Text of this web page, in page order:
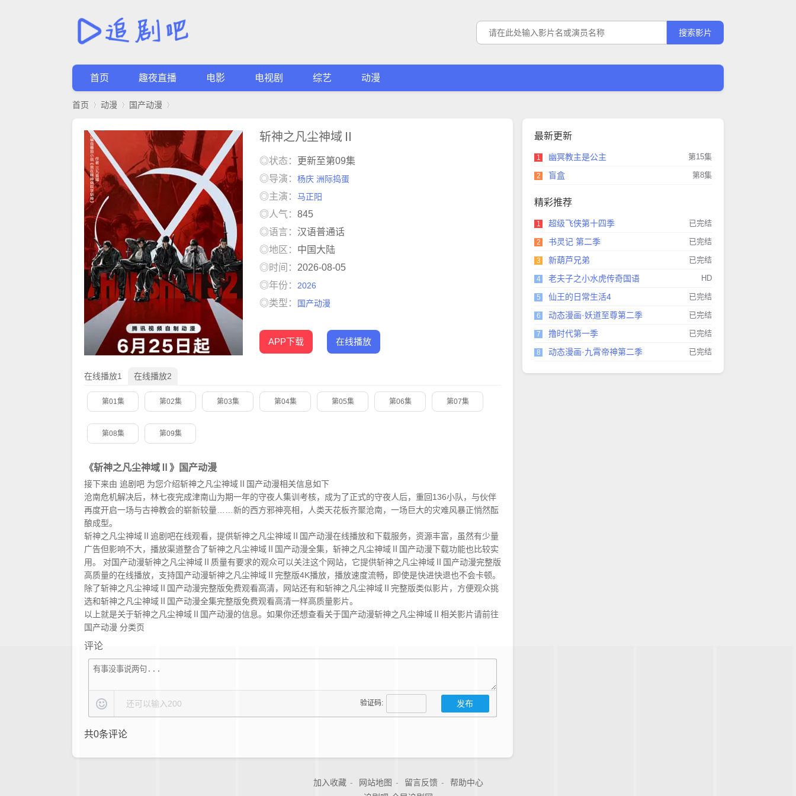
首页 趣夜直播 电影 电视剧 综艺 动漫
首页 动漫 国产动漫
斩神之凡尘神域Ⅱ
◎状态：
更新至第09集
◎导演： 杨庆 洲际捣蛋
◎主演： 马正阳
◎人气： 845
◎语言： 汉语普通话
◎地区： 中国大陆
◎时间： 2026-08-05
◎年份：
2026
◎类型： 国产动漫
APP下载 在线播放
在线播放1 在线播放2
第01集 第02集 第03集 第04集 第05集 第06集 第07集
第08集 第09集
《斩神之凡尘神域Ⅱ》国产动漫
接下来由 追剧吧 为您介绍斩神之凡尘神域Ⅱ国产动漫相关信息如下
沧南危机解决后，林七夜完成津南山为期一年的守夜人集训考核，成为了正式的守夜人后，重回136小队，与伙伴
再度开启一场与古神教会的崭新较量……新的西方邪神亮相，人类天花板齐聚沧南，一场巨大的灾难风暴正悄然酝
酿成型。
斩神之凡尘神域Ⅱ追剧吧在线观看，提供斩神之凡尘神域Ⅱ国产动漫在线播放和下载服务，资源丰富，虽然有少量
广告但影响不大，播放渠道整合了斩神之凡尘神域Ⅱ国产动漫全集，斩神之凡尘神域Ⅱ国产动漫下载功能也比较实
用。 对国产动漫斩神之凡尘神域Ⅱ质量有要求的观众可以关注这个网站，它提供斩神之凡尘神域Ⅱ国产动漫完整版
高质量的在线播放，支持国产动漫斩神之凡尘神域Ⅱ完整版4K播放，播放速度流畅，即使是快进快退也不会卡顿。
除了斩神之凡尘神域Ⅱ国产动漫完整版免费观看高清，网站还有和斩神之凡尘神域Ⅱ完整版类似影片，方便观众挑
选和斩神之凡尘神域Ⅱ国产动漫全集完整版免费观看高清一样高质量影片。
以上就是关于斩神之凡尘神域Ⅱ国产动漫的信息。如果你还想查看关于国产动漫斩神之凡尘神域Ⅱ相关影片请前往
国产动漫 分类页
评论
还可以输入 200 验证码:
共0条评论
最新更新
1 幽冥教主是公主 第15集
2 盲盒 第8集
精彩推荐
1 超级飞侠第十四季 已完结
2 书灵记 第二季 已完结
3 新葫芦兄弟 已完结
4 老夫子之小水虎传奇国语 HD
5 仙王的日常生活4 已完结
6 动态漫画·妖道至尊第二季 已完结
7 撸时代第一季 已完结
8 动态漫画·九霄帝神第二季 已完结
加入收藏 - 网站地图 - 留言反馈 -
帮助中心